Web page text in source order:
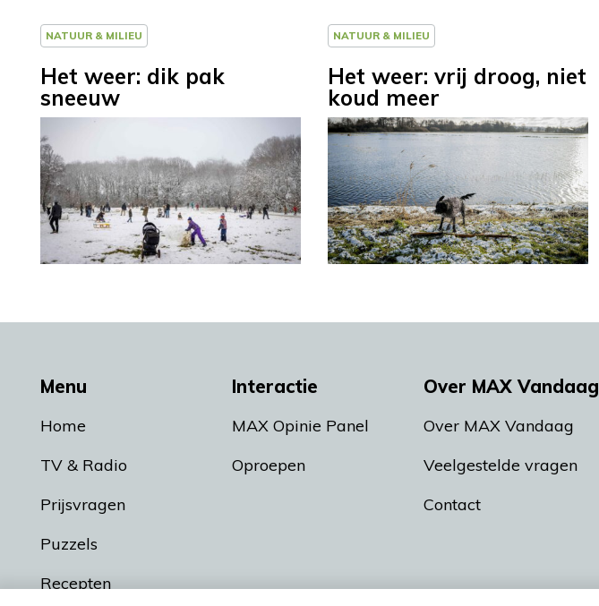
NATUUR & MILIEU
Het weer: dik pak
sneeuw
NATUUR & MILIEU
Het weer: vrij droog, niet
koud meer
Menu
Home
TV & Radio
Prijsvragen
Puzzels
Recepten
Interactie
MAX Opinie Panel
Oproepen
Over MAX Vandaag
Over MAX Vandaag
Veelgestelde vragen
Contact